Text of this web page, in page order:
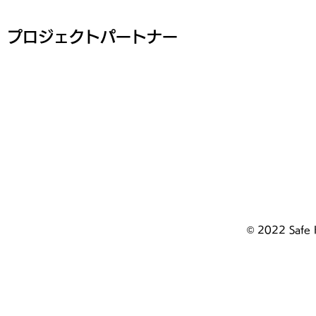
プロジェクトパートナー
© 2022 Safe